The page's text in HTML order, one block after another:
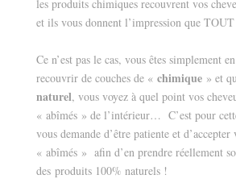
les produits chimiques recouvrent vos
et ils vous donnent l’impression que
Ce n’est pas le cas, vous êtes simplement
recouvrir de couches de « chimique» et
naturel, vous voyez à quel point vos
« abîmés » de l’intérieur… C’est pour
vous demande d’être patiente et d’accepter
« abîmés » afin d’en prendre réellement
des produits 100% naturels !